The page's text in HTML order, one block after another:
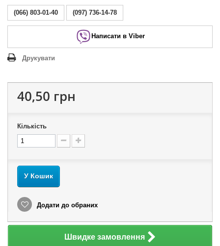
(066) 803-01-40 (097) 736-14-78
Написати в Viber
Друкувати
40,50 грн
Кількість
У Кошик
Додати до обраних
Швидке замовлення